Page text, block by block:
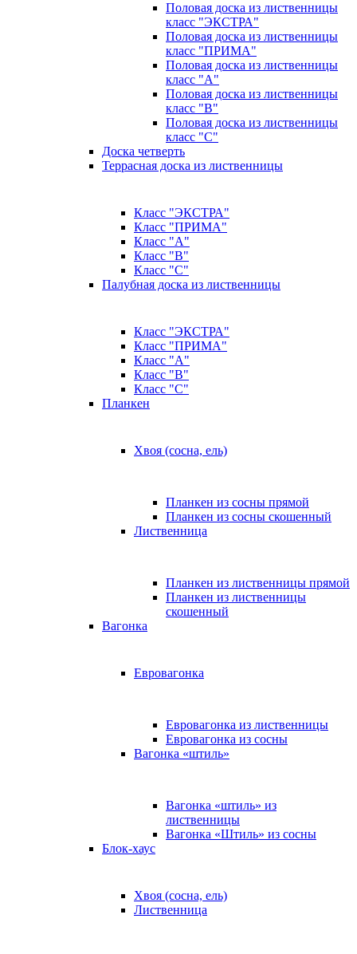
Половая доска из лиственницы
класс "ЭКСТРА"
Половая доска из лиственницы
класс "ПРИМА"
Половая доска из лиственницы
класс "А"
Половая доска из лиственницы
класс "B"
Половая доска из лиственницы
класс "C"
Доска четверть
Террасная доска из лиственницы
Класс "ЭКСТРА"
Класс "ПРИМА"
Класс "А"
Класс "B"
Класс "C"
Палубная доска из лиственницы
Класс "ЭКСТРА"
Класс "ПРИМА"
Класс "А"
Класс "B"
Класс "C"
Планкен
Хвоя (сосна, ель)
Планкен из сосны прямой
Планкен из сосны скошенный
Лиственница
Планкен из лиственницы прямой
Планкен из лиственницы
скошенный
Вагонка
Евровагонка
Евровагонка из лиственницы
Евровагонка из сосны
Вагонка «штиль»
Вагонка «штиль» из
лиственницы
Вагонка «Штиль» из сосны
Блок-хаус
Хвоя (сосна, ель)
Лиственница